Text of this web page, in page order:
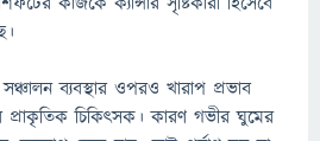
ব্যবস্থার ওপরও খারাপ প্রভাব
চিকিৎসক। কারণ গভীর ঘুমের